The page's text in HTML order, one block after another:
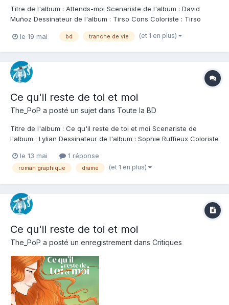
Titre de l'album : Attends-moi Scenariste de l'album : David
Muñoz Dessinateur de l'album : Tirso Cons Coloriste : Tirso
Lorsque son village est évacué d'urgence à cause d'un incident
le 19 mai bd tranche de vie (et 1 en plus)
Ce qu'il reste de toi et moi
The_PoP a posté un sujet dans Toute la BD
Titre de l'album : Ce qu'il reste de toi et moi Scenariste de
l'album : Lylian Dessinateur de l'album : Sophie Ruffieux Coloriste
l'album : Armelle et Entso sont en couple depuis 15 ans. Un
travail, des enfants...
le 13 mai 1 réponse
roman graphique drame (et 1 en plus)
Ce qu'il reste de toi et moi
The_PoP a posté un enregistrement dans Critiques